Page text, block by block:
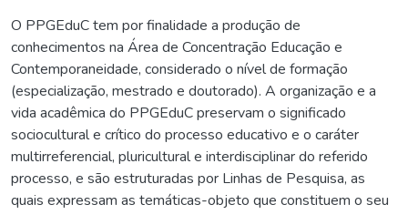
O PPGEduC tem por finalidade a produção de
conhecimentos na Área de Concentração Educação e
Contemporaneidade, considerado o nível de formação
(especialização, mestrado e doutorado). A organização e a
vida acadêmica do PPGEduC preservam o significado
sociocultural e crítico do processo educativo e o caráter
multirreferencial, pluricultural e interdisciplinar do referido
processo, e são estruturadas por Linhas de Pesquisa, as
quais expressam as temáticas-objeto que constituem o seu